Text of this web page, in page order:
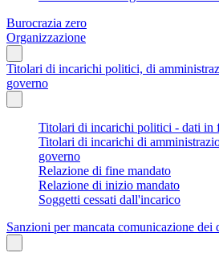
Burocrazia zero
Organizzazione
Titolari di incarichi politici, di
governo
Titolari di incarichi politici - dati in
Titolari di incarichi di
governo
Relazione di fine mandato
Relazione di inizio mandato
Soggetti cessati dall'incarico
Sanzioni per mancata comunicazione dei